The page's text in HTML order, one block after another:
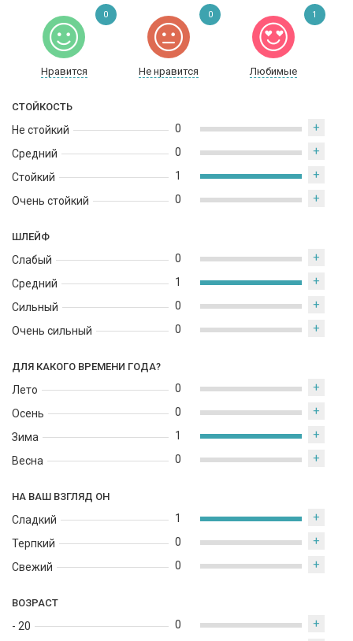
Нравится Не нравится Любимые
0 0 1
СТОЙКОСТЬ
Не стойкий
Средний
Стойкий
Очень стойкий
0 +
0 +
1 +
0 +
ШЛЕЙФ
Слабый
Средний
Сильный
Очень сильный
0 +
1 +
0 +
0 +
ДЛЯ КАКОГО ВРЕМЕНИ ГОДА?
Лето
Осень
Зима
Весна
0 +
0 +
1 +
0 +
НА ВАШ ВЗГЛЯД ОН
Сладкий
Терпкий
Свежий
1 +
0 +
0 +
ВОЗРАСТ
- 20 0
+